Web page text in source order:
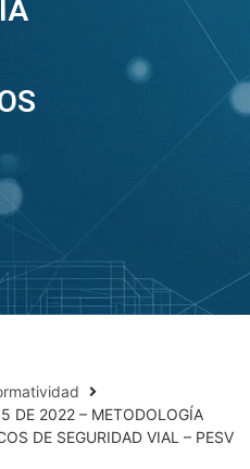
DE 2022 – METODOLOGÍA
DE SEGURIDAD VIAL – PESV